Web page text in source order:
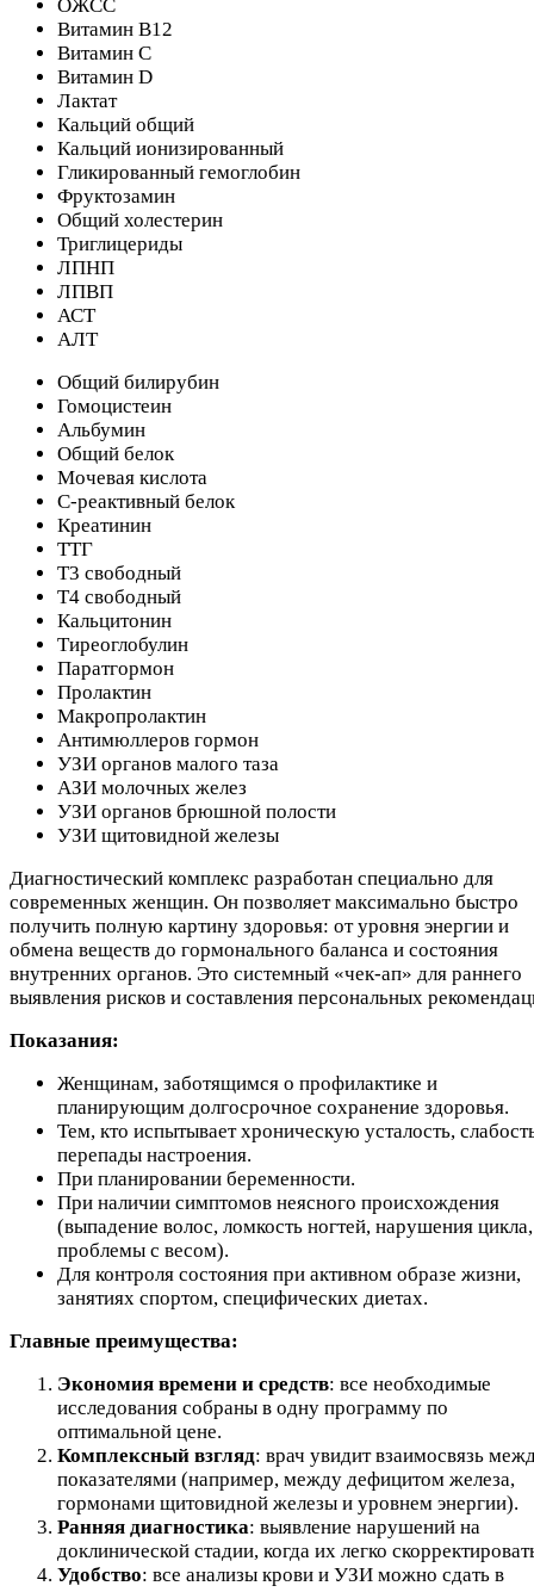
ОЖСС
Витамин В12
Витамин С
Витамин D
Лактат
Кальций общий
Кальций ионизированный
Гликированный гемоглобин
Фруктозамин
Общий холестерин
Триглицериды
ЛПНП
ЛПВП
АСТ
АЛТ
Общий билирубин
Гомоцистеин
Альбумин
Общий белок
Мочевая кислота
С-реактивный белок
Креатинин
ТТГ
Т3 свободный
Т4 свободный
Кальцитонин
Тиреоглобулин
Паратгормон
Пролактин
Макропролактин
Антимюллеров гормон
УЗИ органов малого таза
АЗИ молочных желез
УЗИ органов брюшной полости
УЗИ щитовидной железы
Диагностический комплекс разработан специально для
современных женщин. Он позволяет максимально быстро
получить полную картину здоровья: от уровня энергии и
обмена веществ до гормонального баланса и состояния
внутренних органов. Это системный «чек-ап» для раннего
выявления рисков и составления персональных
Показания:
Женщинам, заботящимся о профилактике и
планирующим долгосрочное сохранение здоровья.
Тем, кто испытывает хроническую усталость,
перепады настроения.
При планировании беременности.
При наличии симптомов неясного происхождения
(выпадение волос, ломкость ногтей, нарушения цикла,
проблемы с весом).
Для контроля состояния при активном образе жизни,
занятиях спортом, специфических диетах.
Главные преимущества:
Экономия времени и средств: все необходимые
исследования собраны в одну программу по
оптимальной цене.
Комплексный взгляд: врач увидит взаимосвязь
показателями (например, между дефицитом железа,
гормонами щитовидной железы и уровнем энергии).
Ранняя диагностика: выявление нарушений на
доклинической стадии, когда их легко
Удобство: все анализы крови и УЗИ можно сдать в